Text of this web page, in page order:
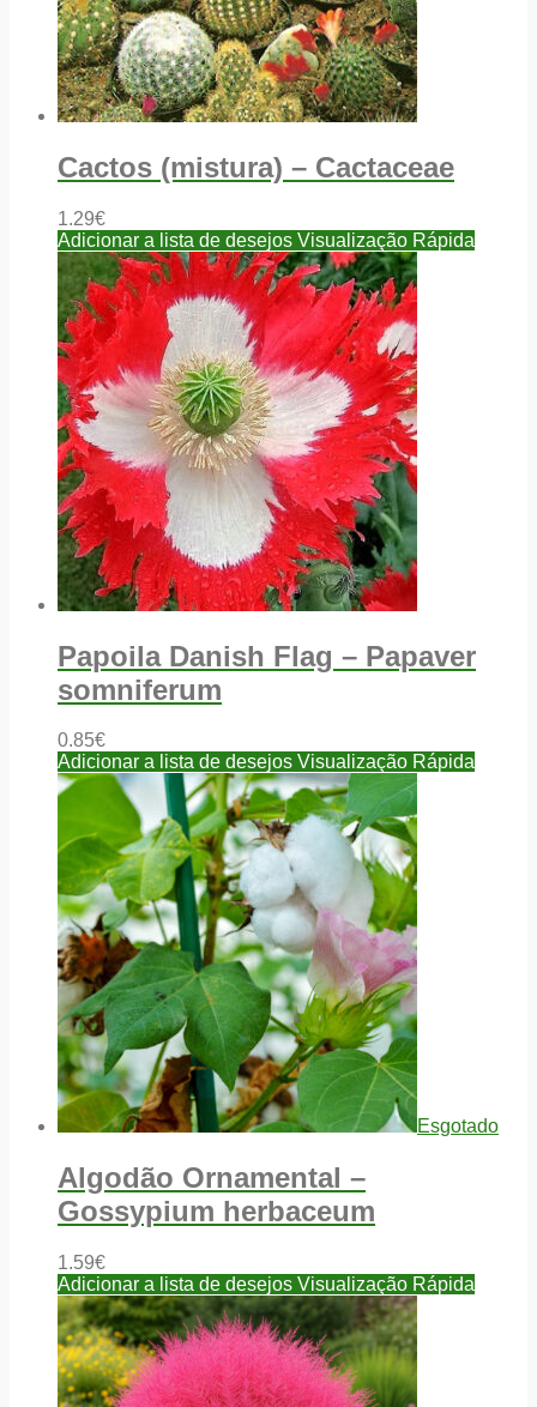
Cactos (mistura) – Cactaceae
1.29€
Adicionar a lista de desejos Visualização Rápida
Papoila Danish Flag – Papaver
somniferum
0.85€
Adicionar a lista de desejos Visualização Rápida
Esgotado
Algodão Ornamental –
Gossypium herbaceum
1.59€
Adicionar a lista de desejos Visualização Rápida